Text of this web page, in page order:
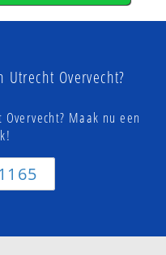
Overvecht?
Maak nu een